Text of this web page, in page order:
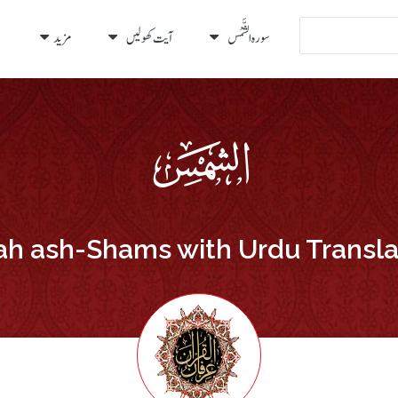
سورہ الشَّمْس آیت کھولیں مزید
ash-Shams with Urdu